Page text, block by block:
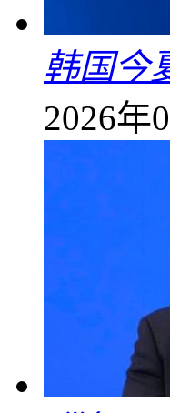
韩国今
2026年